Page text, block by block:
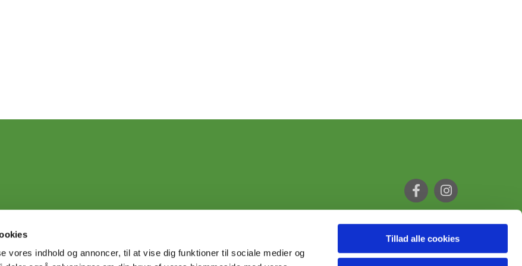
vores indhold og annoncer, til at vise dig funktioner til sociale medier og
Tillad alle cookies